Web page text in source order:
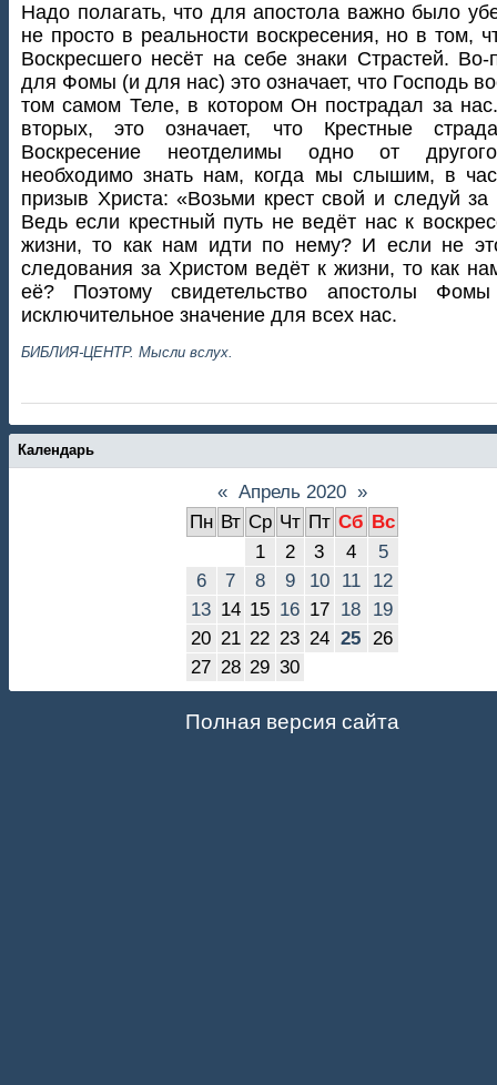
Надо полагать, что для апостола важно было
не просто в реальности воскресения, но в том,
Воскресшего несёт на себе знаки Страстей. Во-
для Фомы (и для нас) это означает, что Господь
том самом Теле, в котором Он пострадал за
вторых, это означает, что Крестные
Воскресение неотделимы одно от
необходимо знать нам, когда мы слышим, в
призыв Христа: «Возьми крест свой и следуй
Ведь если крестный путь не ведёт нас к
жизни, то как нам идти по нему? И если не
следования за Христом ведёт к жизни, то как
её? Поэтому свидетельство апостолы
исключительное значение для всех нас.
БИБЛИЯ-ЦЕНТР. Мысли вслух.
Календарь
« Апрель 2020 »
Пн Вт Ср Чт Пт Сб Вс
1
2 3 4
5
6
7 8 9 10 11 12
13 14 15 16 17 18 19
20 21 22 23 24 25 26
27 28 29 30
Полная версия сайта